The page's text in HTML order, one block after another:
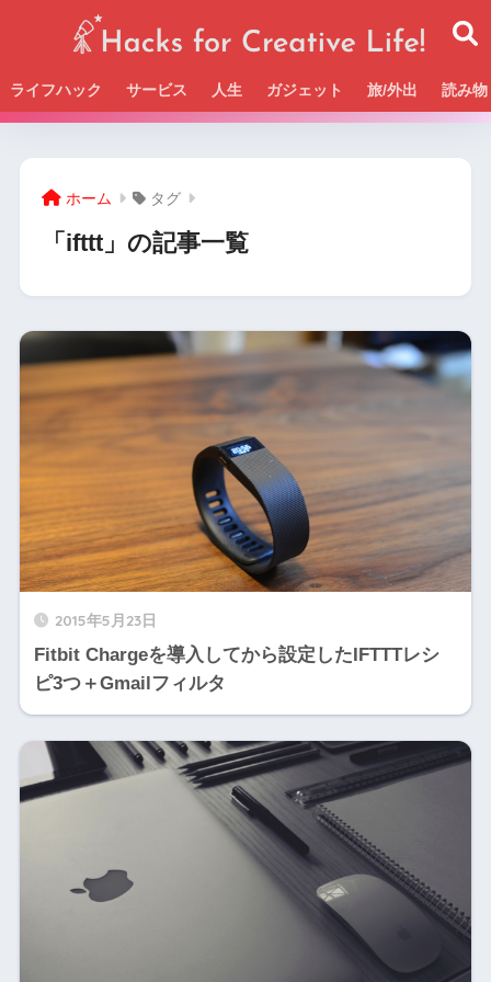
ライフハック サービス 人生 ガジェット 旅/外出 読み物
Beckの活動＆SNSまとめはこちら
ホーム タグ
「ifttt」の記事一覧
2015年5月23日
Fitbit Chargeを導入してから設定したIFTTTレシ
ピ3つ＋Gmailフィルタ